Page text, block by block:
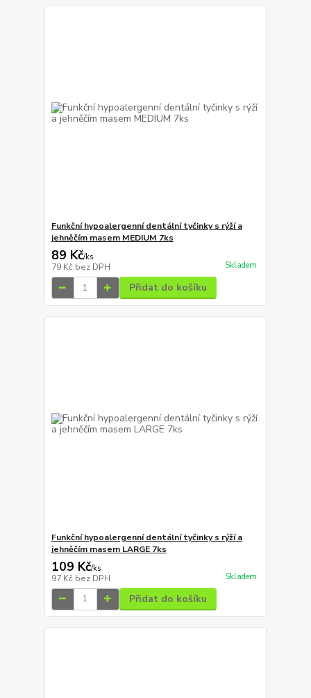
Funkční hypoalergenní dentální tyčinky s rýží a
jehněčím masem MEDIUM 7ks
89 Kč/ks
79 Kč bez DPH Skladem
Přidat do košíku
Funkční hypoalergenní dentální tyčinky s rýží a
jehněčím masem LARGE 7ks
109 Kč/ks
97 Kč bez DPH Skladem
Přidat do košíku